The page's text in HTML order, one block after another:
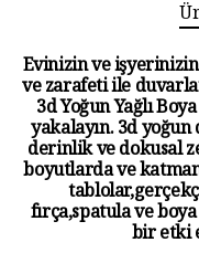
Evinizin ve
ve zarafeti ile
3d Yoğun Yağlı
yakalayın. 3d
derinlik ve dokusal
boyutlarda ve
fırça,spatula ve
bir etki